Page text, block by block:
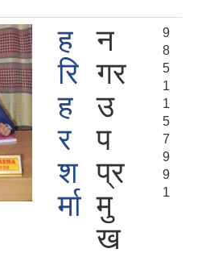
ह
रि
ह
र
श
र्मा
न
गर
उ
प
प्र
मु
ख
9
8
5
1
1
5
7
9
9
1